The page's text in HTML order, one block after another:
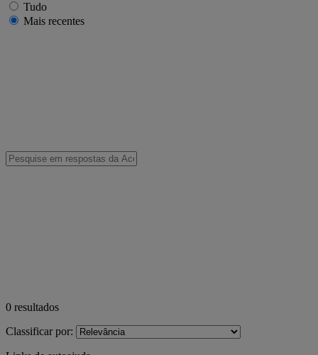
Tudo
Mais recentes
0 resultados
Classificar por: